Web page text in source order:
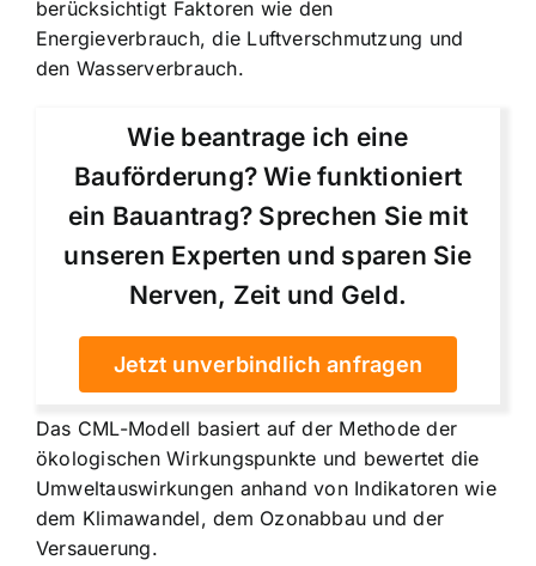
berücksichtigt Faktoren wie den
Energieverbrauch, die Luftverschmutzung und
den Wasserverbrauch.
Wie beantrage ich eine
Bauförderung? Wie funktioniert
ein Bauantrag? Sprechen Sie mit
unseren Experten und sparen Sie
Nerven, Zeit und Geld.
Jetzt unverbindlich anfragen
Das CML-Modell basiert auf der Methode der
ökologischen Wirkungspunkte und bewertet die
Umweltauswirkungen anhand von Indikatoren wie
dem Klimawandel, dem Ozonabbau und der
Versauerung.